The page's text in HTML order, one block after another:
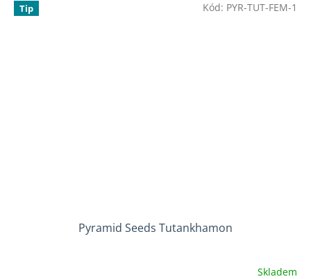
Tip
Pyramid Seeds Tutankhamon
Skladem
Kód: PYR-TUT-FEM-1